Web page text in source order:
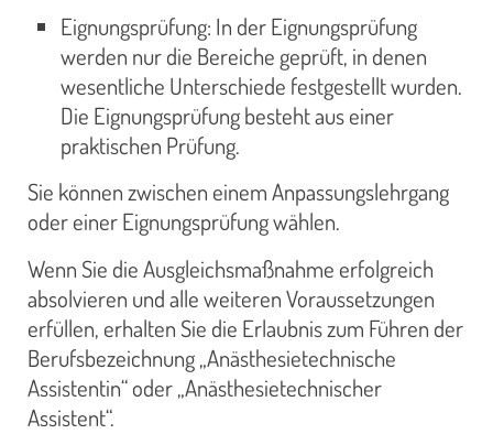
Eignungsprüfung: In der Eignungsprüfung
werden nur die Bereiche geprüft, in denen
wesentliche Unterschiede festgestellt wurden.
Die Eignungsprüfung besteht aus einer
praktischen Prüfung.
Sie können zwischen einem Anpassungslehrgang
oder einer Eignungsprüfung wählen.
Wenn Sie die Ausgleichsmaßnahme erfolgreich
absolvieren und alle weiteren Voraussetzungen
erfüllen, erhalten Sie die Erlaubnis zum Führen der
Berufsbezeichnung „Anästhesietechnische
Assistentin“ oder „Anästhesietechnischer
Assistent“.